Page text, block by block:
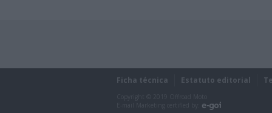
Ficha técnica Estatuto editorial